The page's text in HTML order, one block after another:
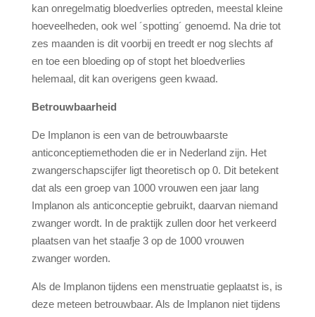
kan onregelmatig bloedverlies optreden, meestal kleine
hoeveelheden, ook wel ´spotting´ genoemd. Na drie tot
zes maanden is dit voorbij en treedt er nog slechts af
en toe een bloeding op of stopt het bloedverlies
helemaal, dit kan overigens geen kwaad.
Betrouwbaarheid
De Implanon is een van de betrouwbaarste
anticonceptiemethoden die er in Nederland zijn. Het
zwangerschapscijfer ligt theoretisch op 0. Dit betekent
dat als een groep van 1000 vrouwen een jaar lang
Implanon als anticonceptie gebruikt, daarvan niemand
zwanger wordt. In de praktijk zullen door het verkeerd
plaatsen van het staafje 3 op de 1000 vrouwen
zwanger worden.
Als de Implanon tijdens een menstruatie geplaatst is, is
deze meteen betrouwbaar. Als de Implanon niet tijdens